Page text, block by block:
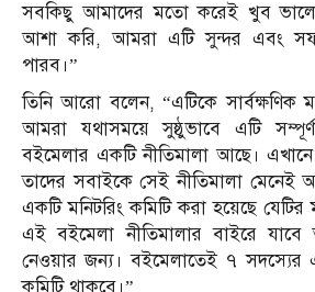
সবকিছু আমাদের মতো করেই খুব
আশা করি, আমরা এটি সুন্দর এবং
পারব।”
তিনি আরো বলেন, “এটিকে সার্বক্ষণিক
আমরা যথাসময়ে সুষ্ঠুভাবে এটি
বইমেলার একটি নীতিমালা আছে।
তাদের সবাইকে সেই নীতিমালা মেনেই
একটি মনিটরিং কমিটি করা হয়েছে যেটির
এই বইমেলা নীতিমালার বাইরে যাবে
নেওয়ার জন্য। বইমেলাতেই ৭ সদস্যের
কমিটি থাকবে।”